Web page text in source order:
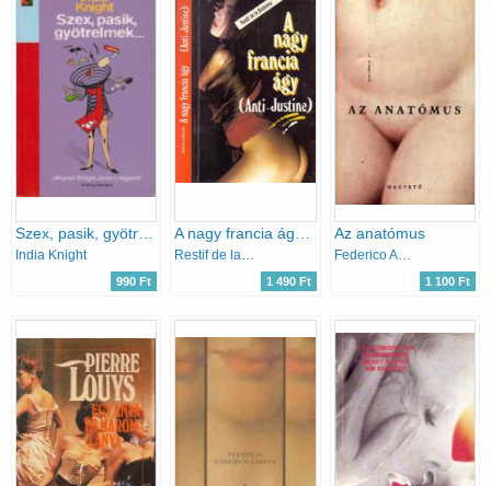
India Knight
990 Ft 1 490 Ft
Az anatómus
Federico Andahazi
1 100 Ft